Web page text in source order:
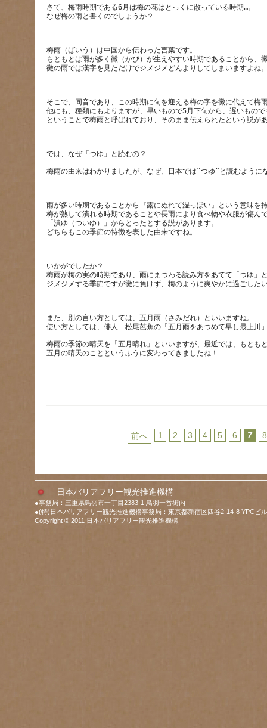
さて、梅雨時期である6月は梅の花はとっくに散っている時期…。
梅雨（ばいう）は中国から伝わった言葉です。
もともとは雨が多く黴（かび）が生えやすい時期であることから、
そこで、同音であり、この時期に旬を迎える梅の字を黴に代えて梅
他にも、種類にもよりますが、早いもので5月下旬から、遅いもの
雨が多い時期であることから『露にぬれて湿っぽい』という意味を
梅が熟して潰れる時期であることや長雨により食べ物や衣服が傷ん
「潰ゆ（ついゆ）」からとったとする説があります。
いかがでしたか？
梅雨が梅の実の時期であり、雨にまつわる読み方をあてて「つゆ」
また、別の言い方としては、五月雨（さみだれ）といいますね。
梅雨の季節の晴天を「五月晴れ」といいますが、最近では、もとも
前へ 1 2 3 4 5 6 7 8
日本バリアフリー観光推進機構
●事務局：三重県鳥羽市一丁目2383-1 鳥羽一番街内
●(特)日本バリアフリー観光推進機構事務局：東京都新宿区四谷2-14-8 YPCビ
Copyright © 2011 日本バリアフリー観光推進機構